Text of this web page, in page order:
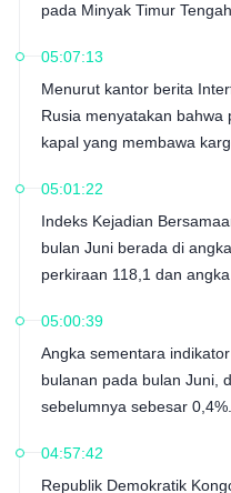
pada Minyak Timur
05:07:13
Menurut kantor berita
Rusia menyatakan bahwa
kapal yang membawa
05:01:22
Indeks Kejadian
bulan Juni berada di
perkiraan 118,1 dan
05:00:39
Angka sementara
bulanan pada bulan Juni,
sebelumnya sebesar 0,4%.
04:57:42
Republik Demokratik